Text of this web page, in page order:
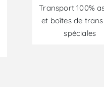
Transport 100%
et boîtes de
spéciales